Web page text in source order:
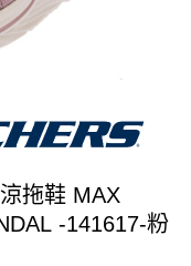
拖鞋 MAX
-141617-粉